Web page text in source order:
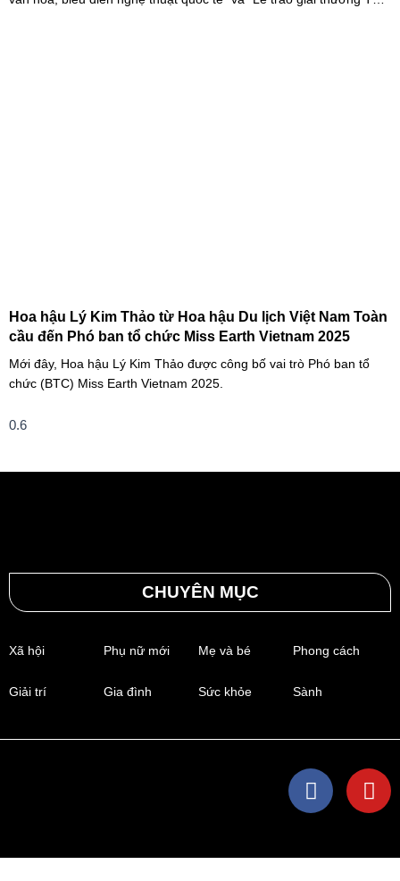
Hoa hậu Lý Kim Thảo từ Hoa hậu Du lịch Việt Nam Toàn
cầu đến Phó ban tổ chức Miss Earth Vietnam 2025
Mới đây, Hoa hậu Lý Kim Thảo được công bố vai trò Phó ban tổ
chức (BTC) Miss Earth Vietnam 2025.
CHUYÊN MỤC
Xã hội Phụ nữ mới Mẹ và bé Phong cách
Giải trí Gia đình Sức khỏe Sành